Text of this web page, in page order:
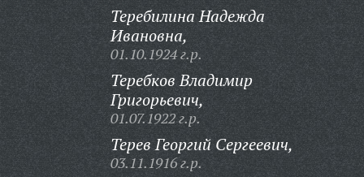
Теребилина Надежда
Ивановна,
01.10.1924 г.р.
Теребков Владимир
Григорьевич,
01.07.1922 г.р.
Терев Георгий Сергеевич,
03.11.1916 г.р.